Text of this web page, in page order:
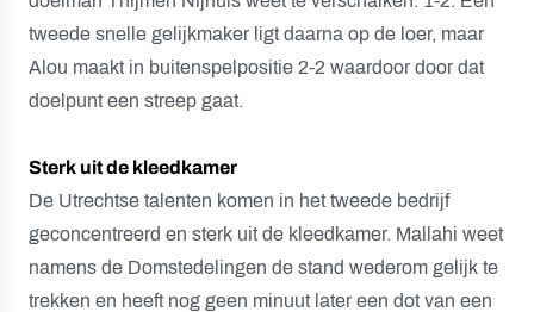
tweede snelle gelijkmaker ligt daarna op de loer, maar
Alou maakt in buitenspelpositie 2-2 waardoor door dat
doelpunt een streep gaat.
Sterk uit de kleedkamer
De Utrechtse talenten komen in het tweede bedrijf
geconcentreerd en sterk uit de kleedkamer. Mallahi weet
namens de Domstedelingen de stand wederom gelijk te
trekken en heeft nog geen minuut later een dot van een